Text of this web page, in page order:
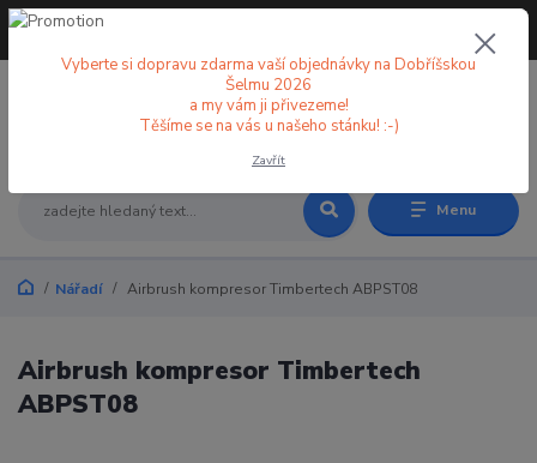
Menu
+420 773 998 582
Nářadí Airbrush kompresor Timbertech ABPST08
Airbrush kompresor Timbertech
ABPST08
Vyberte si dopravu zdarma vaší objednávky na Dobříšskou
Šelmu 2026
a my vám ji přivezeme!
Těšíme se na vás u našeho stánku! :-)
Zavřít